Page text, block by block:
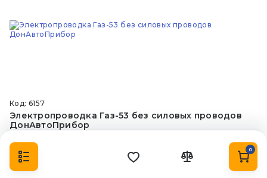
Код: 6157
Электропроводка Газ-53 без силовых проводов
ДонАвтоПрибор
цену уточнит менеджер
0